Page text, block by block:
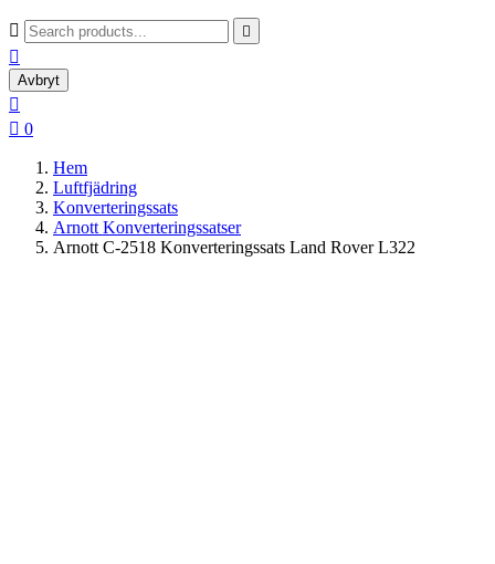
 

Avbryt

 0
Hem
Luftfjädring
Konverteringssats
Arnott Konverteringssatser
Arnott C-2518 Konverteringssats Land Rover L322